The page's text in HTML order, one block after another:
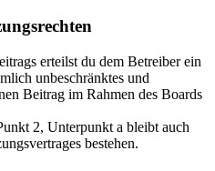
erteilst du dem Betreiber ein
unbeschränktes und
Beitrag im Rahmen des Boards
2, Unterpunkt a bleibt auch
bestehen.